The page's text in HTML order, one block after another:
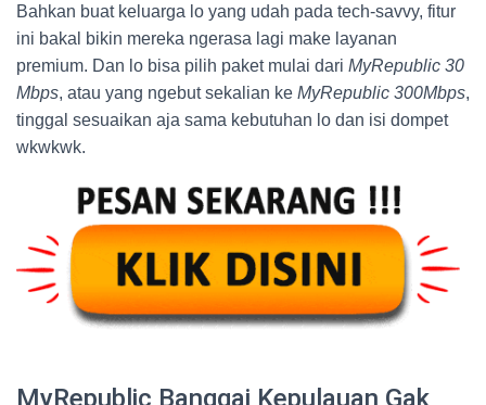
Bahkan buat keluarga lo yang udah pada tech-savvy, fitur
ini bakal bikin mereka ngerasa lagi make layanan
premium. Dan lo bisa pilih paket mulai dari MyRepublic 30
Mbps, atau yang ngebut sekalian ke MyRepublic 300Mbps,
tinggal sesuaikan aja sama kebutuhan lo dan isi dompet
wkwkwk.
MyRepublic Banggai Kepulauan Gak